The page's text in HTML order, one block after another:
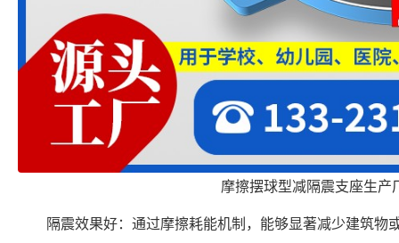
摩擦摆球型减隔震支座生产
隔震效果好：通过摩擦耗能机制，能够显著减少建筑物